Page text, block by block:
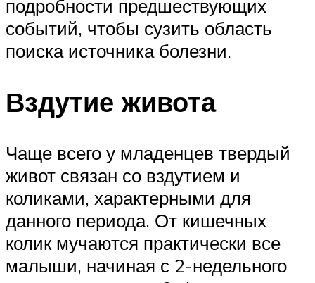
подробности предшествующих
событий, чтобы сузить область
поиска источника болезни.
Вздутие живота
Чаще всего у младенцев твердый
живот связан со вздутием и
коликами, характерными для
данного периода. От кишечных
колик мучаются практически все
малыши, начиная с 2-недельного